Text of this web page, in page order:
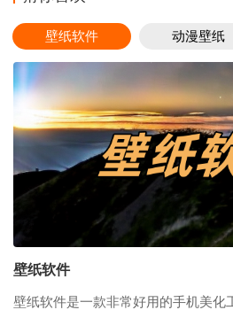
壁纸软件 动漫壁纸
壁纸软件
壁纸软件是一款非常好用的手机美化